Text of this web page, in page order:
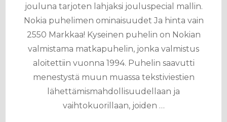
jouluna tarjoten lahjaksi jouluspecial mallin.
Nokia puhelimen ominaisuudet Ja hinta vain
2550 Markkaa! Kyseinen puhelin on Nokian
valmistama matkapuhelin, jonka valmistus
aloitettiin vuonna 1994. Puhelin saavutti
menestystä muun muassa tekstiviestien
lähettämismahdollisuudellaan ja
vaihtokuorillaan, joiden …